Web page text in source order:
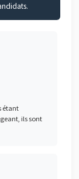
étant
ils sont